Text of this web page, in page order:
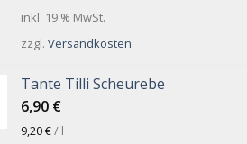
inkl. 19 % MwSt.
zzgl. Versandkosten
Tante Tilli Scheurebe
6,90 €
9,20€/ l